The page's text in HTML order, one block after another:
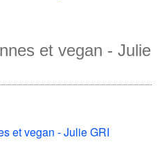
et vegan - Julie
et vegan - Julie GRI